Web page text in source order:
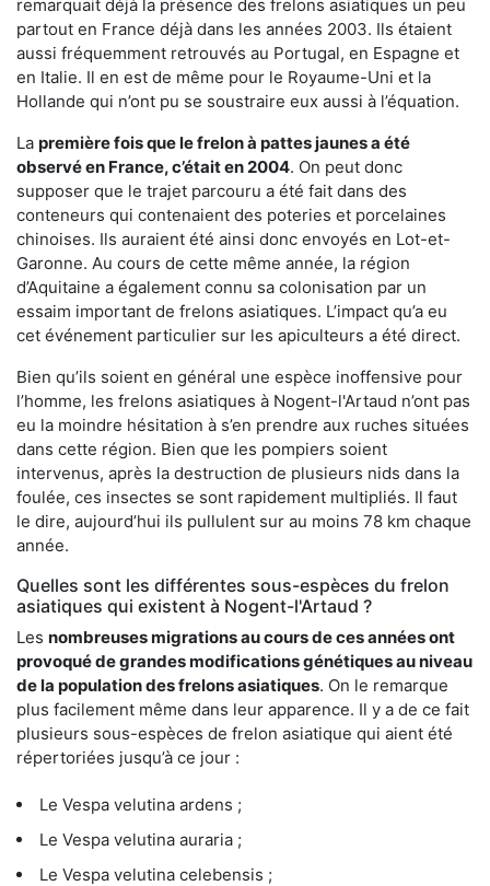
remarquait déjà la présence des frelons asiatiques un peu
partout en France déjà dans les années 2003. Ils étaient
aussi fréquemment retrouvés au Portugal, en Espagne et
en Italie. Il en est de même pour le Royaume-Uni et la
Hollande qui n’ont pu se soustraire eux aussi à l’équation.
La première fois que le frelon à pattes jaunes a été
observé en France, c’était en 2004. On peut donc
supposer que le trajet parcouru a été fait dans des
conteneurs qui contenaient des poteries et porcelaines
chinoises. Ils auraient été ainsi donc envoyés en Lot-et-
Garonne. Au cours de cette même année, la région
d’Aquitaine a également connu sa colonisation par un
essaim important de frelons asiatiques. L’impact qu’a eu
cet événement particulier sur les apiculteurs a été direct.
Bien qu’ils soient en général une espèce inoffensive pour
l’homme, les frelons asiatiques à Nogent-l'Artaud n’ont pas
eu la moindre hésitation à s’en prendre aux ruches situées
dans cette région. Bien que les pompiers soient
intervenus, après la destruction de plusieurs nids dans la
foulée, ces insectes se sont rapidement multipliés. Il faut
le dire, aujourd’hui ils pullulent sur au moins 78 km chaque
année.
Quelles sont les différentes sous-espèces du frelon
asiatiques qui existent à Nogent-l'Artaud ?
Les nombreuses migrations au cours de ces années ont
provoqué de grandes modifications génétiques au niveau
de la population des frelons asiatiques. On le remarque
plus facilement même dans leur apparence. Il y a de ce fait
plusieurs sous-espèces de frelon asiatique qui aient été
répertoriées jusqu’à ce jour :
Le Vespa velutina ardens ;
Le Vespa velutina auraria ;
Le Vespa velutina celebensis ;